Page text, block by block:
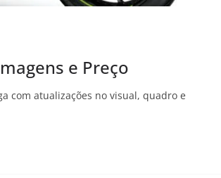
e Preço
com atualizações no visual, quadro e